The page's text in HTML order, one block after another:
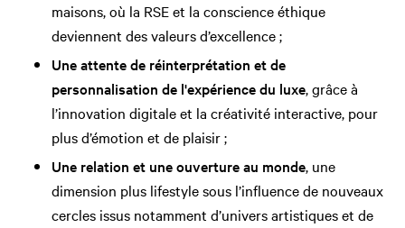
maisons, où la RSE et la conscience éthique
deviennent des valeurs d’excellence ;
Une attente de réinterprétation et de
personnalisation de l'expérience du luxe, grâce à
l’innovation digitale et la créativité interactive, pour
plus d’émotion et de plaisir ;
Une relation et une ouverture au monde, une
dimension plus lifestyle sous l’influence de nouveaux
cercles issus notamment d’univers artistiques et de